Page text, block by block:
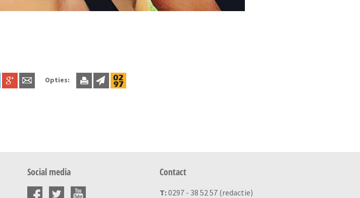
Opties:
Social media Contact
T:0297 - 38 52 57 (redactie)